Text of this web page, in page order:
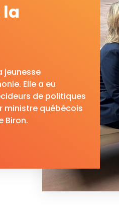
la
jeunesse
Elle a eu
de politiques
ministre québécois
Biron.